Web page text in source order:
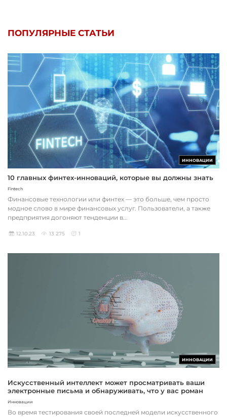
ПОПУЛЯРНЫЕ СТАТЬИ
ИННОВАЦИИ
10 главных финтех-инноваций, которые вы должны знать
Fintech
Финансовые технологии или финтех — это больше, чем просто
модное слово в мире финансовых услуг. Пользователи, а также
предприятия догоняют тенденции в...
12.10.23 13 275 1
ИННОВАЦИИ
Искусственный интеллект может просматривать ваши
электронные письма и обнаруживать, что у вас роман
Инновации
Во время тестирования своей последней модели искусственного